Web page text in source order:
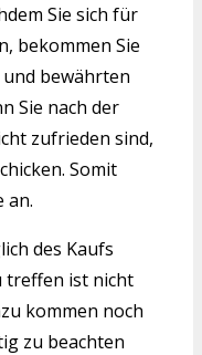
Sie sich für
bekommen Sie
bewährten
Sie nach der
zufrieden sind,
Somit
an.
des Kaufs
treffen ist nicht
kommen noch
zu beachten